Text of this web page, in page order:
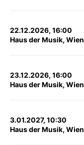
22.12.2026, 16:00
Haus der Musik, Wien
23.12.2026, 16:00
Haus der Musik, Wien
3.01.2027, 10:30
Haus der Musik, Wien